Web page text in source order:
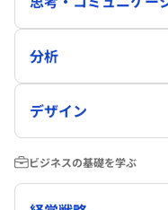
分析
デザイン
ビジネスの基礎を学ぶ